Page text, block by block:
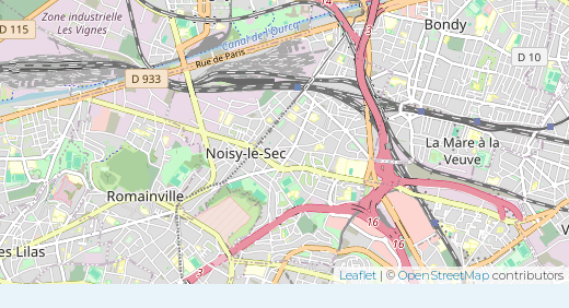
Leaflet | ©OpenStreetMap contributors